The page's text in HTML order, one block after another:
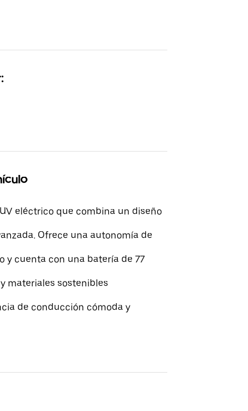
eléctrico que combina un diseño
Ofrece una autonomía de
y cuenta con una batería de 77
materiales sostenibles
de conducción cómoda y